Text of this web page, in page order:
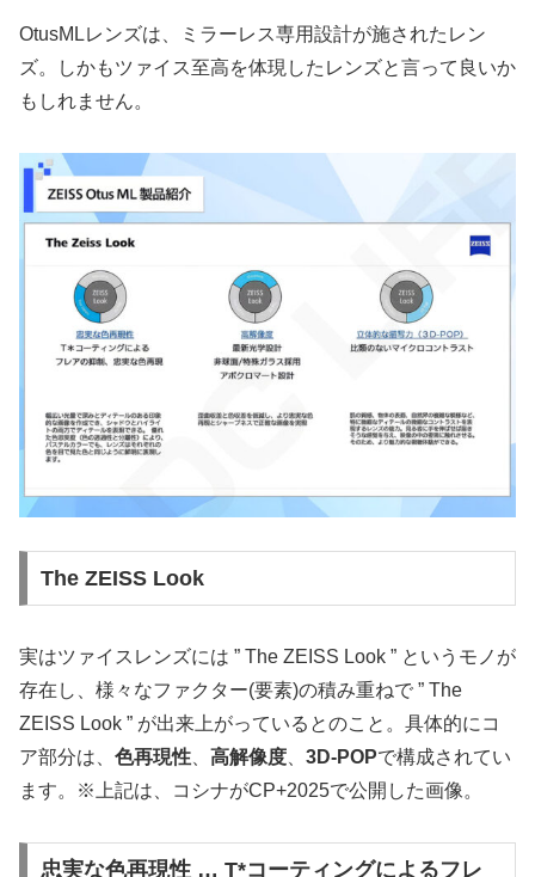
OtusMLレンズは、ミラーレス専用設計が施されたレン
ズ。しかもツァイス至高を体現したレンズと言って良いか
もしれません。
The ZEISS Look
実はツァイスレンズには ” The ZEISS Look ” というモノが
存在し、様々なファクター(要素)の積み重ねで ” The
ZEISS Look ” が出来上がっているとのこと。具体的にコ
ア部分は、 色再現性 高解像度 3D-POPで構成されてい
ます。※上記は、コシナがCP+2025で公開した画像。
忠実な色再現性 … T*コーティングによるフレ